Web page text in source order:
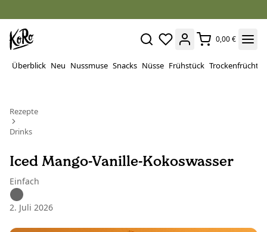
0,00 €
Überblick Neu Nussmuse Snacks Nüsse Frühstück Trockenfrüchte
Rezepte
Drinks
Iced Mango-Vanille-Kokoswasser
Einfach
2. Juli 2026